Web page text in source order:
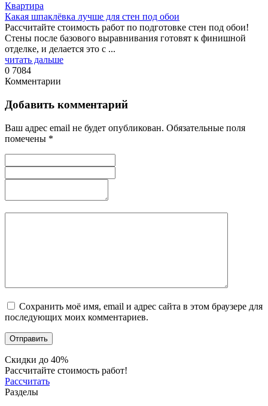
Квартира
Какая шпаклёвка лучше для стен под обои
Рассчитайте стоимость работ по подготовке стен под обои!
Стены после базового выравнивания готовят к финишной
отделке, и делается это с ...
читать дальше
0 7084
Комментарии
Добавить комментарий
Ваш адрес email не будет опубликован. Обязательные поля
помечены *
Сохранить моё имя, email и адрес сайта в этом браузере для
последующих моих комментариев.
Скидки до 40%
Рассчитайте стоимость работ!
Рассчитать
Разделы